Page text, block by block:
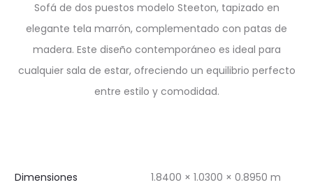
Sofá de dos puestos modelo Steeton, tapizado en
elegante tela marrón, complementado con patas de
madera. Este diseño contemporáneo es ideal para
cualquier sala de estar, ofreciendo un equilibrio perfecto
entre estilo y comodidad.
Dimensiones 1.8400 × 1.0300 × 0.8950 m